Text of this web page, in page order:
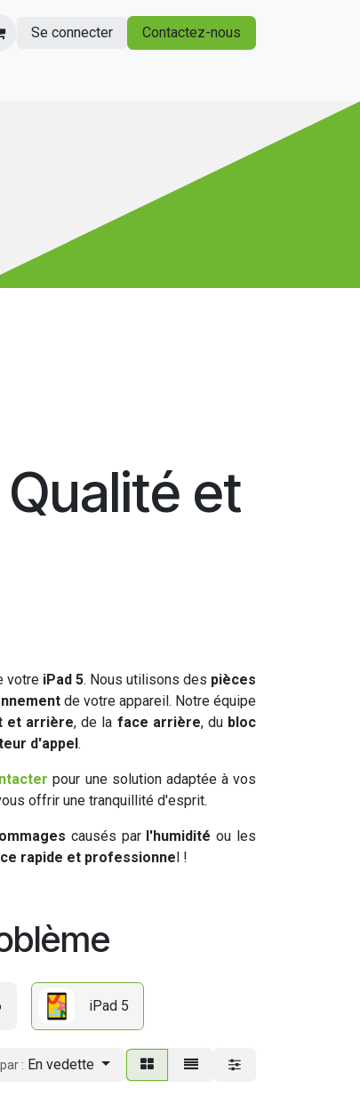
Se connecter Contactez-nous
et
votre iPad 5. Nous utilisons des pièces
de votre appareil. Notre équipe
et arrière, de la face arrière, du bloc
d'appel.
pour une solution adaptée à vos
offrir une tranquillité d'esprit.
causés par l'humiditéou les
rapide et professionnel !
iPad 5
: En vedette